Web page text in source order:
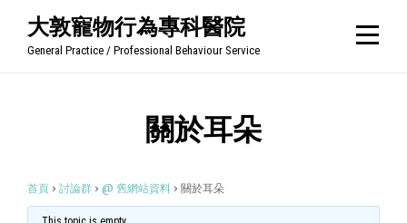
大敦寵物行為專科醫院
General Practice / Professional Behaviour Service
關於耳朵
首頁 › 討論群 › @ 舊網站資料 › 關於耳朵